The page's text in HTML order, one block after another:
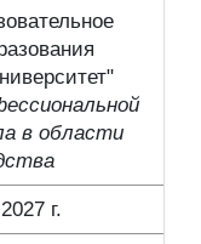
в области
г.